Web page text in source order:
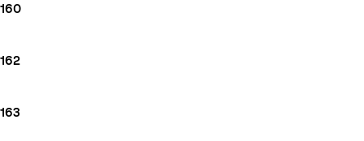
160
162
163